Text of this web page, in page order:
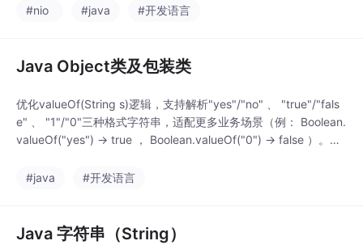
（LT）：Java NIO的Selector采用水平触发，即只要缓
#nio #java #开发语言
Java Object类及包装类
优化valueOf(String s)逻辑，支持解析"yes"/"no" 、 "true"/"fals
e" 、 "1"/"0"三种格式字符串，适配更多业务场景（例： Boolean.
valueOf("yes") → true ， Boolean.valueOf("0") → false ）。优
uals逻辑，平均减少 15% 的比较耗时
#java #开发语言
Java 字符串（String）